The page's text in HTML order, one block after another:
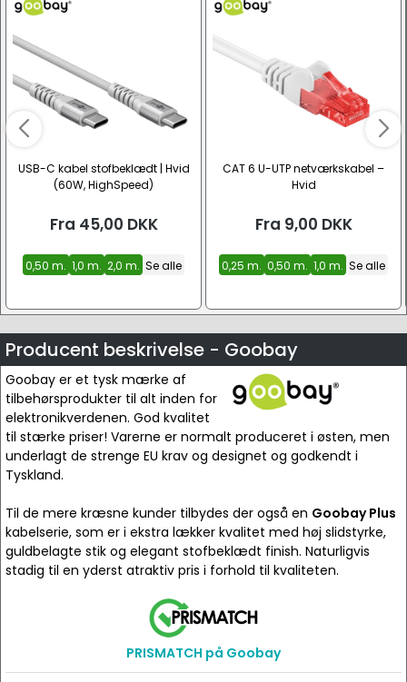
USB-C kabel stofbeklædt | Hvid
(60W, HighSpeed)
Fra 45,00 DKK
0,50 m. 1,0 m. 2,0 m. Se alle
CAT 6 U-UTP netværkskabel –
Hvid
Fra 9,00 DKK
0,25 m. 0,50 m. 1,0 m. Se alle
Producent beskrivelse - Goobay
Goobay er et tysk mærke af
tilbehørsprodukter til alt inden for
elektronikverdenen. God kvalitet
til stærke priser! Varerne er normalt produceret i østen, men
underlagt de strenge EU krav og designet og godkendt i
Tyskland.
Til de mere kræsne kunder tilbydes der også en Goobay Plus
kabelserie, som er i ekstra lækker kvalitet med høj slidstyrke,
guldbelagte stik og elegant stofbeklædt finish. Naturligvis
stadig til en yderst atraktiv pris i forhold til kvaliteten.
PRISMATCH på Goobay